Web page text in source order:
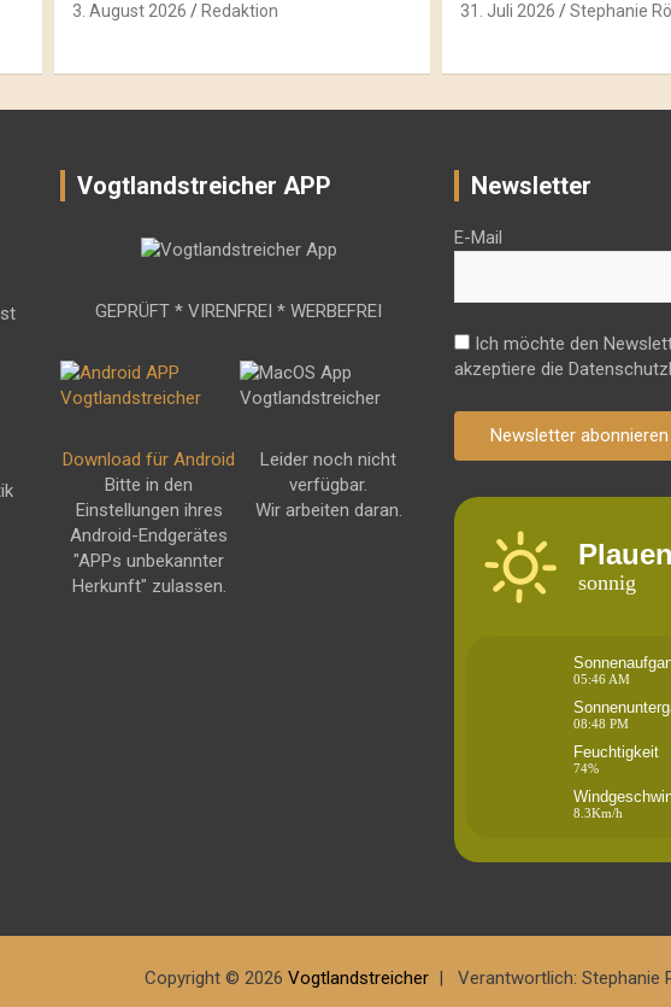
3. August 2026 Redaktion 31. Juli 2026 Stephanie
Vogtlandstreicher APP
GEPRÜFT * VIRENFREI * WERBEFREI
Download für Android
Bitte in den
Einstellungen ihres
Android-Endgerätes
"APPs unbekannter
Herkunft" zulassen.
Leider noch nicht
verfügbar.
Wir arbeiten daran.
Newsletter
E-Mail
Ich möchte den
akzeptiere die
Newsletter abonnieren
Plauen
sonnig
05:46 AM
08:48 PM
Feuchtigkeit
74%
8.3Km/h
Copyright © 2026 Vogtlandstreicher Verantwortlich: Stephanie